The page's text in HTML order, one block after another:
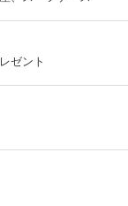
ゼント